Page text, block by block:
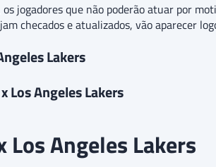
jogadores que não poderão atuar por
checados e atualizados, vão aparecer
Lakers
Los Angeles Lakers
Angeles Lakers